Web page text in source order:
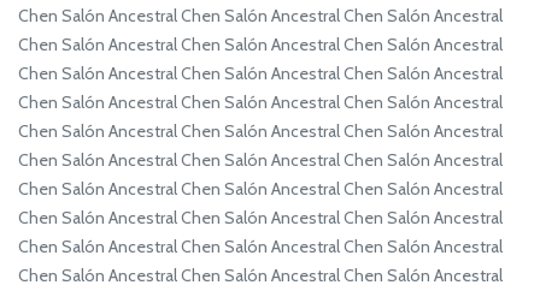
Chen Salón Ancestral Chen Salón Ancestral Chen Salón Ancestral
Chen Salón Ancestral Chen Salón Ancestral Chen Salón Ancestral
Chen Salón Ancestral Chen Salón Ancestral Chen Salón Ancestral
Chen Salón Ancestral Chen Salón Ancestral Chen Salón Ancestral
Chen Salón Ancestral Chen Salón Ancestral Chen Salón Ancestral
Chen Salón Ancestral Chen Salón Ancestral Chen Salón Ancestral
Chen Salón Ancestral Chen Salón Ancestral Chen Salón Ancestral
Chen Salón Ancestral Chen Salón Ancestral Chen Salón Ancestral
Chen Salón Ancestral Chen Salón Ancestral Chen Salón Ancestral
Chen Salón Ancestral Chen Salón Ancestral Chen Salón Ancestral